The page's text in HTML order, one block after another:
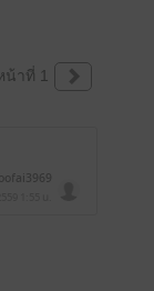
น้าที่ 1